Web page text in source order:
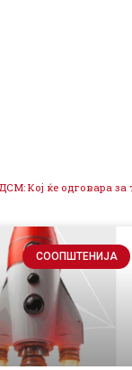
СООПШТЕНИЈА